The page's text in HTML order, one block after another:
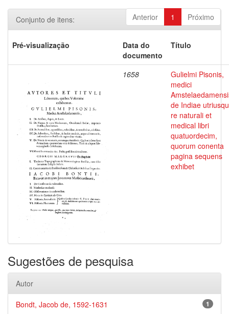
Anterior 1 Próximo
Conjunto de itens:
Pré-visualização
Data do
documento
Título
1658
Gulielmi Pisonis,
medici
de Indiae
re naturali et
medical libri
quatuordecim,
quorum conenta
pagina sequens
exhibet
Sugestões de pesquisa
Autor
1
Bondt, Jacob de, 1592-1631